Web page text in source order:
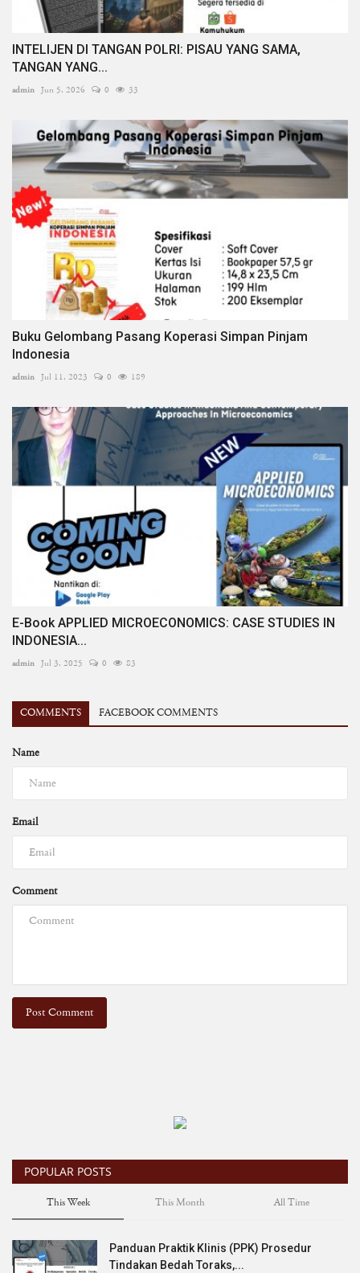
INTELIJEN DI TANGAN POLRI: PISAU YANG SAMA,
TANGAN YANG...
admin Jun 5, 2026 0 33
Buku Gelombang Pasang Koperasi Simpan Pinjam
Indonesia
admin Jul 11, 2023 0 189
E-Book APPLIED MICROECONOMICS: CASE STUDIES IN
INDONESIA...
admin Jul 3, 2025 0 83
COMMENTS FACEBOOK COMMENTS
Name
Email
Comment
Post Comment
POPULAR POSTS
This Week This Month All Time
Panduan Praktik Klinis (PPK) Prosedur
Tindakan Bedah Toraks,...